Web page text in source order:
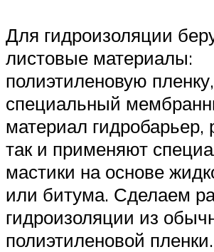
Для гидроизоляции
листовые материалы:
полиэтиленовую пленку,
специальный
материал гидробарьер,
так и применяют
мастики на основе
или битума. Сделаем
гидроизоляции из
полиэтиленовой